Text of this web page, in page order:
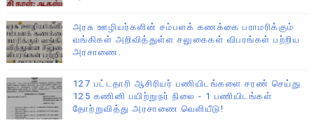
அரசு ஊழியர்களின் சம்பளக் கணக்கை பராமரிக்கும்
வங்கிகள் அறிவித்துள்ள சலுகைகள் விபரங்கள் பற்றிய
அரசாணை.
127 பட்டதாரி ஆசிரியர் பணியிடங்களை சரண் செய்து
125 கணினி பயிற்றுநர் நிலை - 1 பணியிடங்கள்
தோற்றுவித்து அரசாணை வெளியீடு!